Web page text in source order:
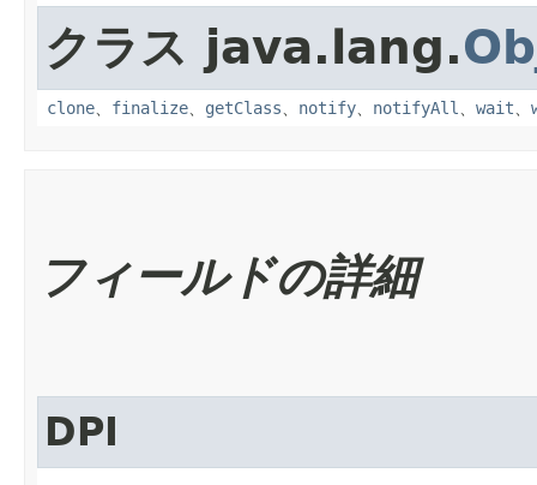
クラス java.lang.
clone、 finalize、 getClass、 notify、 notifyAll、 wait、
フィールドの詳細
DPI